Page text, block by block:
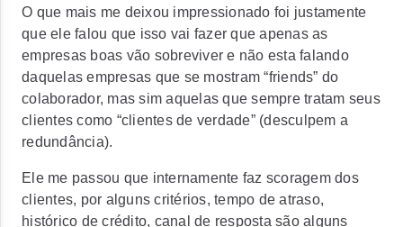
O que mais me deixou impressionado foi justamente
que ele falou que isso vai fazer que apenas as
empresas boas vão sobreviver e não esta falando
daquelas empresas que se mostram “friends” do
colaborador, mas sim aquelas que sempre tratam seus
clientes como “clientes de verdade” (desculpem a
redundância).
Ele me passou que internamente faz scoragem dos
clientes, por alguns critérios, tempo de atraso,
histórico de crédito, canal de resposta são alguns